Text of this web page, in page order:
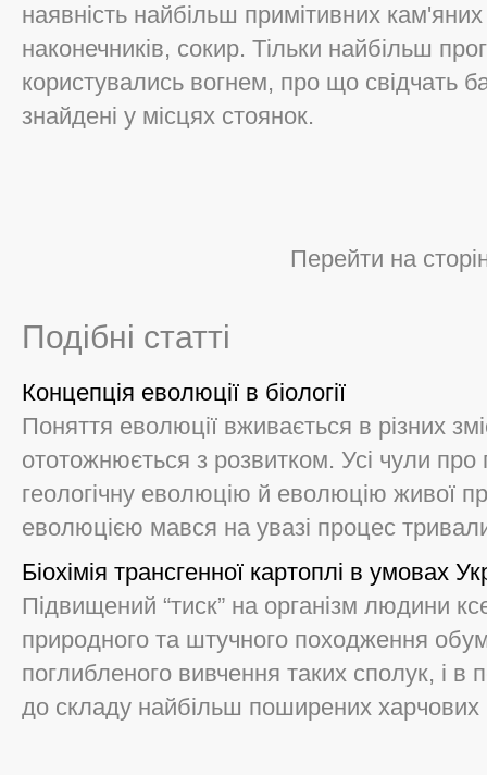
наявність найбільш примітивних
наконечників, сокир. Тільки найбільш
користувались вогнем, про що свідчать
знайдені у місцях стоянок.
Перейти на
Подібні статті
Концепція еволюції в біології
Поняття еволюції вживається в різних
ототожнюється з розвитком. Усі чули
геологічну еволюцію й еволюцію живої
еволюцією мався на увазі процес
Біохімія трансгенної картоплі в умовах
Підвищений “тиск” на організм людини
природного та штучного походження
поглибленого вивчення таких сполук, і в
до складу найбільш поширених харчових